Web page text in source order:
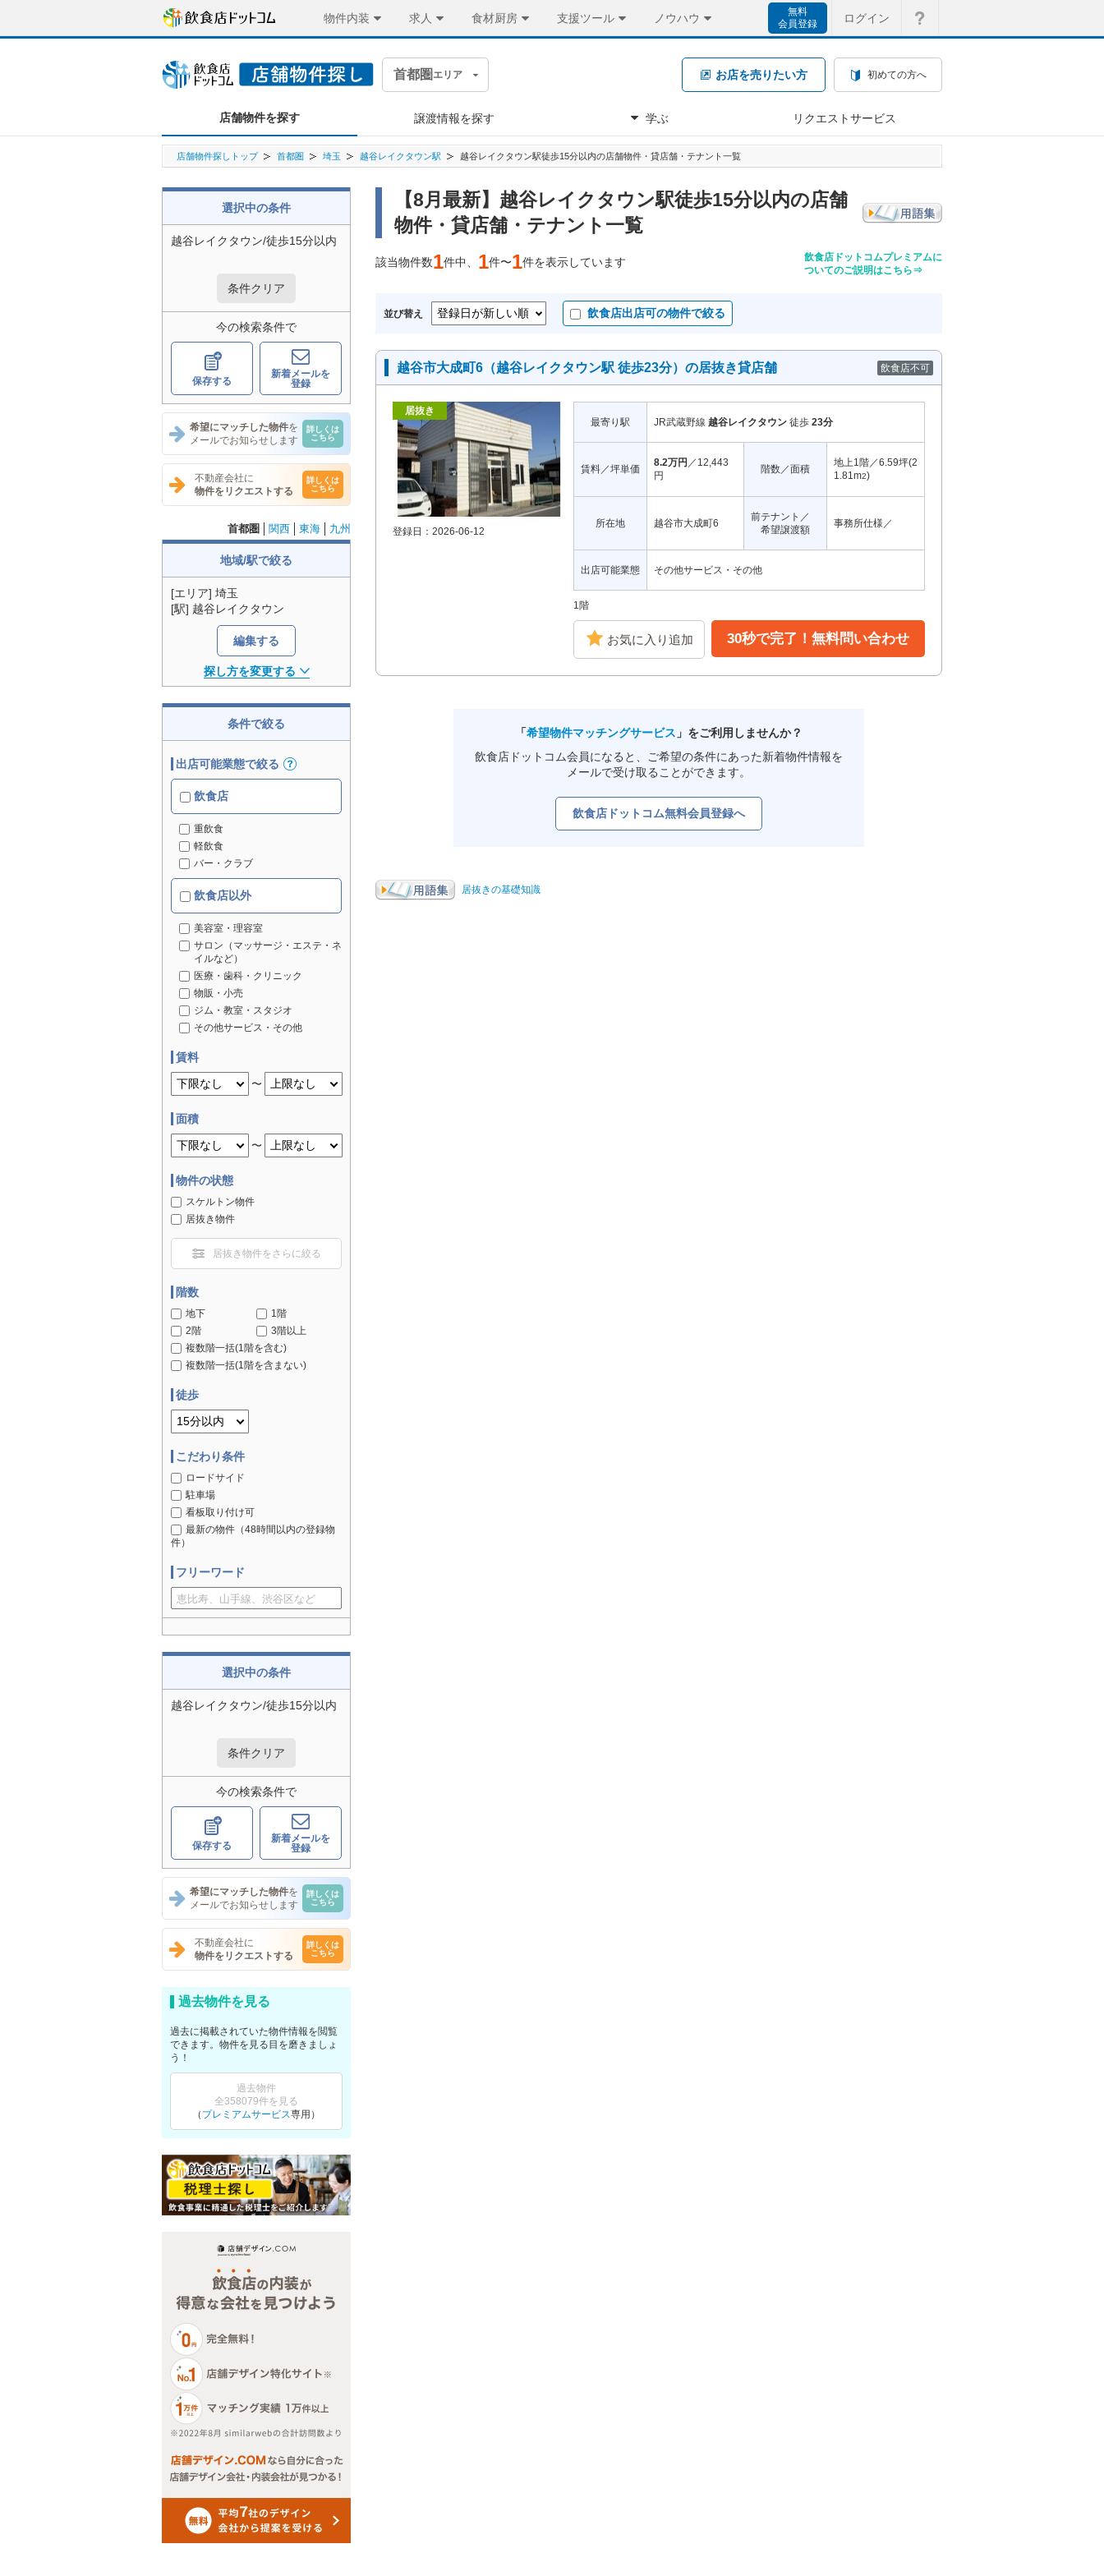
物件内装 求人 食材厨房 支援ツール ノウハウ
無料
会員登録
ログイン
首都圏 エリア お店を売りたい方 初めての方へ
店舗物件を探す 譲渡情報を探す 学ぶ リクエストサービス
店舗物件探しトップ 首都圏 埼玉 越谷レイクタウン駅 越谷レイクタウン駅徒歩15分以内の店舗物件・貸店舗・テナント一覧
選択中の条件
越谷レイクタウン/徒歩15分以内
条件クリア
今の検索条件で
保存する
新着メールを
登録
希望にマッチした物件を
メールでお知らせします
詳しくは
こちら
不動産会社に
物件をリクエストする
詳しくは
こちら
首都圏 関西 東海 九州
地域/駅で絞る
[エリア] 埼玉
[駅] 越谷レイクタウン
編集する
探し方を変更する
条件で絞る
出店可能業態で絞る
飲食店
重飲食
軽飲食
バー・クラブ
飲食店以外
美容室・理容室
サロン（マッサージ・エステ・ネ
イルなど）
医療・歯科・クリニック
物販・小売
ジム・教室・スタジオ
その他サービス・その他
賃料
〜
面積
〜
物件の状態
スケルトン物件
居抜き物件
居抜き物件をさらに絞る
階数
地下
1階
2階
3階以上
複数階一括(1階を含む)
複数階一括(1階を含まない)
徒歩
こだわり条件
ロードサイド
駐車場
看板取り付け可
最新の物件（48時間以内の登録物
件）
フリーワード
選択中の条件
越谷レイクタウン/徒歩15分以内
条件クリア
今の検索条件で
保存する
新着メールを
登録
希望にマッチした物件を
メールでお知らせします
詳しくは
こちら
不動産会社に
物件をリクエストする
詳しくは
こちら
過去物件を見る
過去に掲載されていた物件情報を閲覧
できます。物件を見る目を磨きましょ
う！
過去物件
全358079件を見る
（ プレミアムサービス専用）
【8月最新】越谷レイクタウン駅徒歩15分以内の店舗
物件・貸店舗・テナント一覧
該当物件数1件中、 1件〜1件を表示しています
飲食店ドットコムプレミアムに
ついてのご説明はこちら⇒
並び替え 飲食店出店可の物件で絞る
越谷市大成町6（越谷レイクタウン駅 徒歩23分）の居抜き貸店舗 飲食店不可
居抜き
登録日：2026-06-12
最寄り駅 JR武蔵野線 越谷レイクタウン 徒歩 23分
賃料／坪単価
8.2万円 ／12,443
円
階数／面積
地上1階／6.59坪(2
1.81m2)
所在地 越谷市大成町6
前テナント／
希望譲渡額
事務所仕様／
出店可能業態 その他サービス・その他
1階
お気に入り追加 30秒で完了！無料問い合わせ
「希望物件マッチングサービス 」をご利用しませんか？
飲食店ドットコム会員になると、ご希望の条件にあった新着物件情報を
メールで受け取ることができます。
飲食店ドットコム無料会員登録へ
居抜きの基礎知識